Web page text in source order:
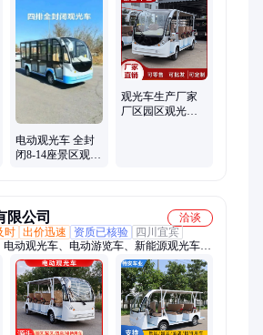
电动观光车 全封
闭8-14座景区观光
观光车生产厂家
厂区园区观光游
限公司
洽谈
时 出价迅速 资质已核验
四川宜宾
动观光车、电动游览车、新能源观光车、
、老爷车、观光摆渡车、旅游观光车、户外
逻车、物业保安巡逻车、部队观光车、电动
、新能源摆渡车、景区代步车、电动巡逻车